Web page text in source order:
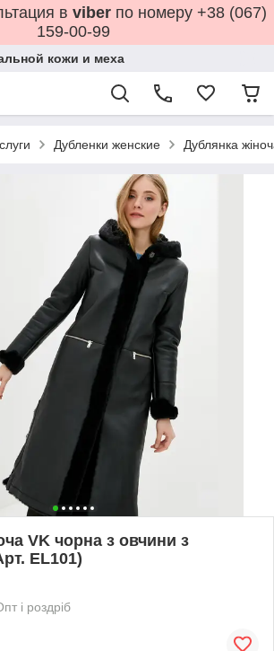
в viber по номеру +38 (067)
159-00-99
кожи и меха
Дубленки женские Дублянка
VK чорна з овчини з
EL101)
і роздріб